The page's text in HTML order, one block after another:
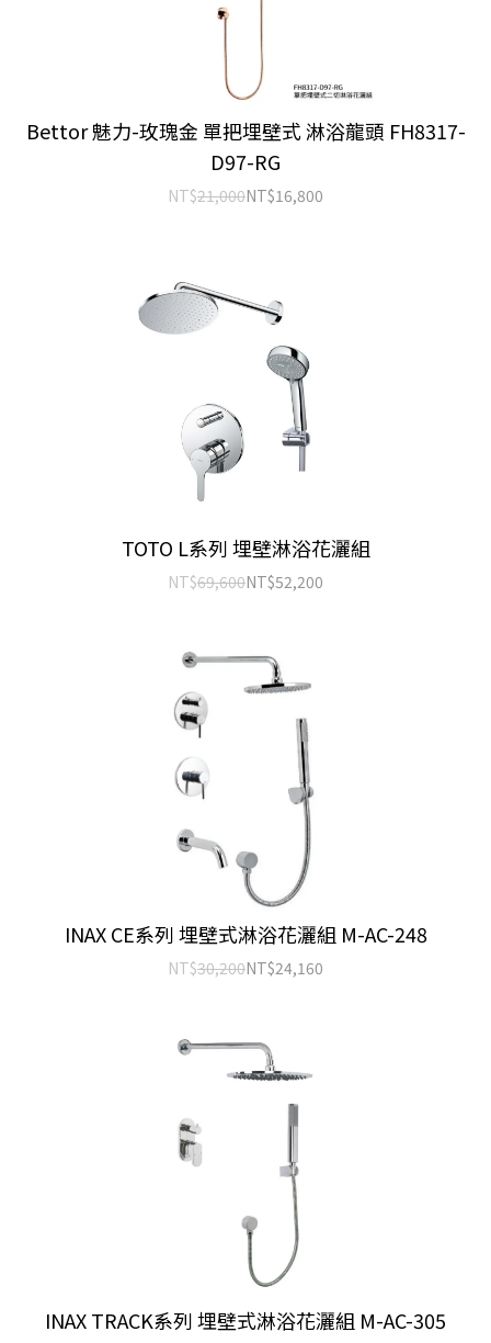
Bettor 魅力-玫瑰金 單把埋壁式 淋浴龍頭 FH8317-
D97-RG
NT$21,000NT$16,800
TOTO L系列 埋壁淋浴花灑組
NT$69,600NT$52,200
INAX CE系列 埋壁式淋浴花灑組 M-AC-248
NT$30,200NT$24,160
INAX TRACK系列 埋壁式淋浴花灑組 M-AC-305